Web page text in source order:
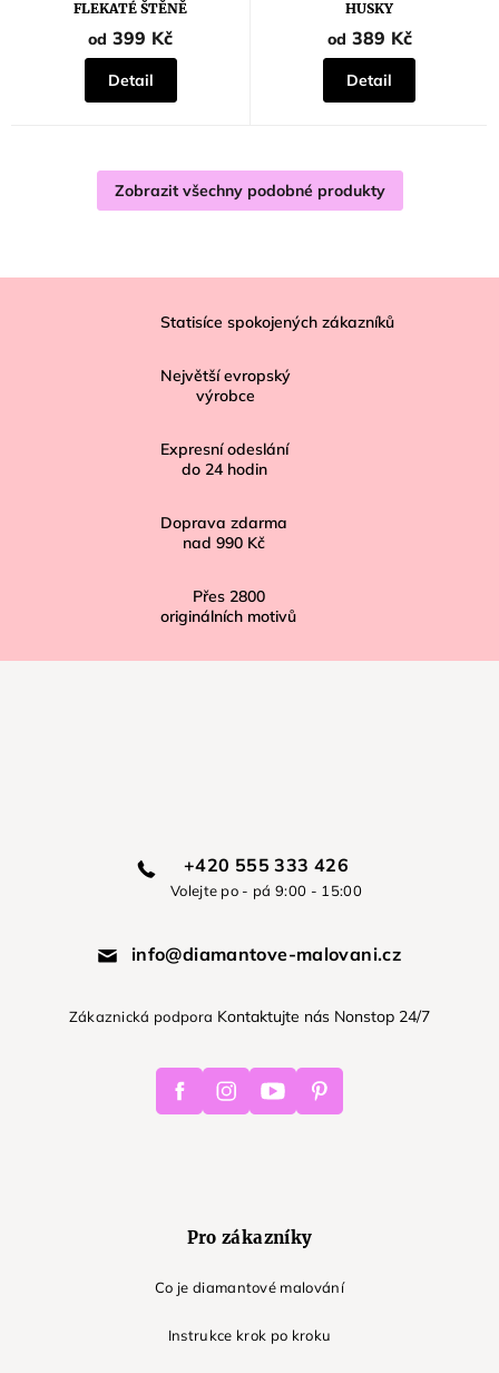
FLEKATÉ ŠTĚNĚ
od 399 Kč
Detail
HUSKY
5,0
z
5
hvězdiček.
od 389 Kč
Detail
Zobrazit všechny podobné produkty
Statisíce spokojených zákazníků
Největší evropský
výrobce
Expresní odeslání
do 24 hodin
Doprava zdarma
nad 990 Kč
Přes 2800
originálních motivů
+420 555 333 426
Volejte po - pá 9:00 - 15:00
info@diamantove-malovani.cz
Zákaznická podpora Kontaktujte nás Nonstop 24/7
FacebookInstagramYoutube Pinterest
Pro zákazníky
Co je diamantové malování
Instrukce krok po kroku